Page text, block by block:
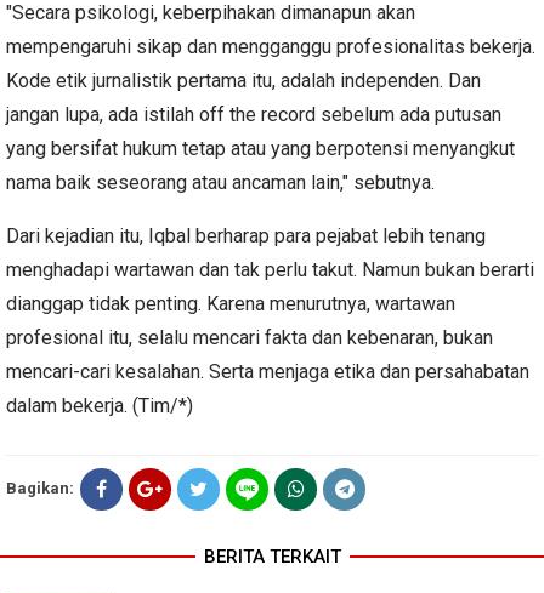
"Secara psikologi, keberpihakan dimanapun akan
mempengaruhi sikap dan mengganggu profesionalitas bekerja.
Kode etik jurnalistik pertama itu, adalah independen. Dan
jangan lupa, ada istilah off the record sebelum ada putusan
yang bersifat hukum tetap atau yang berpotensi menyangkut
nama baik seseorang atau ancaman lain," sebutnya.
Dari kejadian itu, Iqbal berharap para pejabat lebih tenang
menghadapi wartawan dan tak perlu takut. Namun bukan berarti
dianggap tidak penting. Karena menurutnya, wartawan
profesional itu, selalu mencari fakta dan kebenaran, bukan
mencari-cari kesalahan. Serta menjaga etika dan persahabatan
dalam bekerja. (Tim/*)
Bagikan:
BERITA TERKAIT